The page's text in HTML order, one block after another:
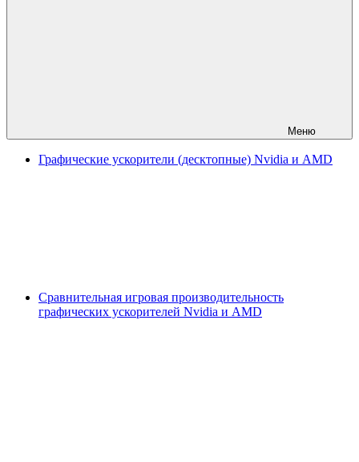
Меню
Графические ускорители (десктопные) Nvidia и AMD
Сравнительная игровая производительность
графических ускорителей Nvidia и AMD